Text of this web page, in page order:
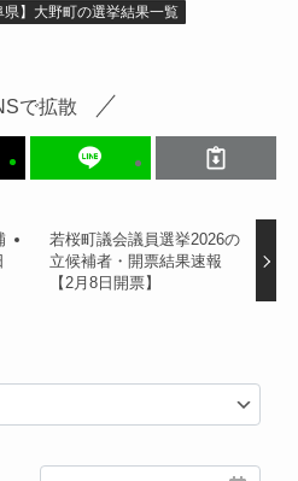
県】大野町の選挙結果一覧
で拡散
若桜町議会議員選挙2026の
立候補者・開票結果速報
【2月8日開票】